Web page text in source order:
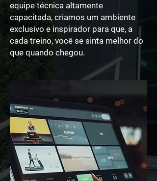
equipe técnica altamente
capacitada, criamos um ambiente
exclusivo e inspirador para que, a
cada treino, você se sinta melhor do
que quando chegou.